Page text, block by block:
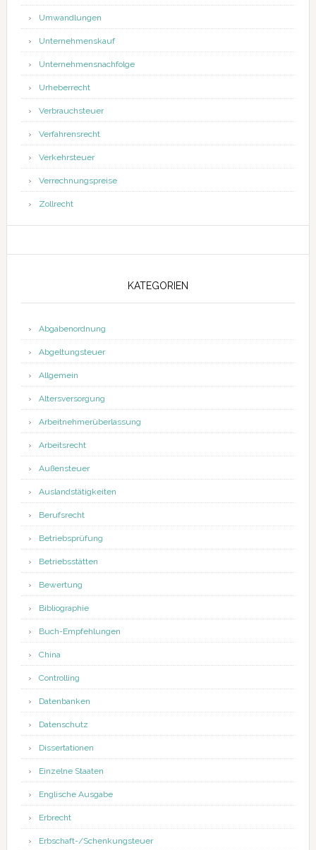
Umwandlungen
Unternehmenskauf
Unternehmensnachfolge
Urheberrecht
Verbrauchsteuer
Verfahrensrecht
Verkehrsteuer
Verrechnungspreise
Zollrecht
KATEGORIEN
Abgabenordnung
Abgeltungsteuer
Allgemein
Altersversorgung
Arbeitnehmerüberlassung
Arbeitsrecht
Außensteuer
Auslandstätigkeiten
Berufsrecht
Betriebsprüfung
Betriebsstätten
Bewertung
Bibliographie
Buch-Empfehlungen
China
Controlling
Datenbanken
Datenschutz
Dissertationen
Einzelne Staaten
Englische Ausgabe
Erbrecht
Erbschaft-/Schenkungsteuer